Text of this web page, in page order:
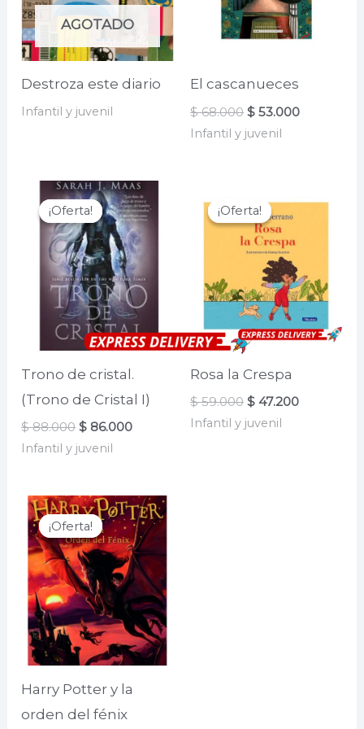
AGOTADO
Destroza este diario
Infantil y juvenil
El cascanueces
$68.000 El
precio
original
$ 53.000El
Infantil y juvenil
¡Oferta!
¡Oferta!
Trono de cristal.
(Trono de Cristal I)
$88.000 El
precio
original
$ 86.000El
Infantil y juvenil
¡Oferta!
¡Oferta!
Rosa la Crespa
$59.000 El
precio
original
$ 47.200El
Infantil y juvenil
¡Oferta!
¡Oferta!
Harry Potter y la
orden del fénix